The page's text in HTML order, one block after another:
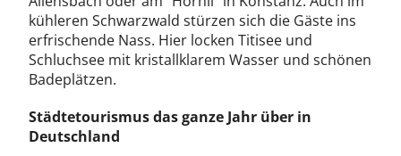
kühleren Schwarzwald stürzen sich die Gäste ins
erfrischende Nass. Hier locken Titisee und
Schluchsee mit kristallklarem Wasser und schönen
Badeplätzen.
Städtetourismus das ganze Jahr über in
Deutschland